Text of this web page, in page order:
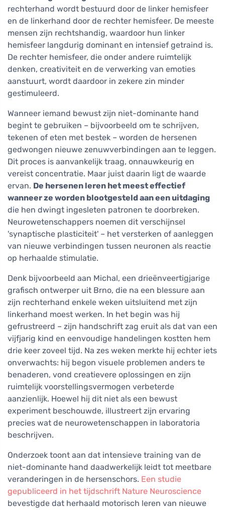
rechterhand wordt bestuurd door de linker hemisfeer
en de linkerhand door de rechter hemisfeer. De meeste
mensen zijn rechtshandig, waardoor hun linker
hemisfeer langdurig dominant en intensief getraind is.
De rechter hemisfeer, die onder andere ruimtelijk
denken, creativiteit en de verwerking van emoties
aanstuurt, wordt daardoor in zekere zin minder
gestimuleerd.
Wanneer iemand bewust zijn niet-dominante hand
begint te gebruiken – bijvoorbeeld om te schrijven,
tekenen of eten met bestek – worden de hersenen
gedwongen nieuwe zenuwverbindingen aan te leggen.
Dit proces is aanvankelijk traag, onnauwkeurig en
vereist concentratie. Maar juist daarin ligt de waarde
ervan. De hersenen leren het meest effectief
wanneer ze worden blootgesteld aan een uitdaging
die hen dwingt ingesleten patronen te doorbreken.
Neurowetenschappers noemen dit verschijnsel
'synaptische plasticiteit' – het versterken of aanleggen
van nieuwe verbindingen tussen neuronen als reactie
op herhaalde stimulatie.
Denk bijvoorbeeld aan Michal, een drieënveertigjarige
grafisch ontwerper uit Brno, die na een blessure aan
zijn rechterhand enkele weken uitsluitend met zijn
linkerhand moest werken. In het begin was hij
gefrustreerd – zijn handschrift zag eruit als dat van een
vijfjarig kind en eenvoudige handelingen kostten hem
drie keer zoveel tijd. Na zes weken merkte hij echter iets
onverwachts: hij begon visuele problemen anders te
benaderen, vond creatievere oplossingen en zijn
ruimtelijk voorstellingsvermogen verbeterde
aanzienlijk. Hoewel hij dit niet als een bewust
experiment beschouwde, illustreert zijn ervaring
precies wat de neurowetenschappen in laboratoria
beschrijven.
Onderzoek toont aan dat intensieve training van de
niet-dominante hand daadwerkelijk leidt tot meetbare
veranderingen in de hersenschors. Een studie
gepubliceerd in het tijdschrift Nature Neuroscience
bevestigde dat herhaald motorisch leren van nieuwe